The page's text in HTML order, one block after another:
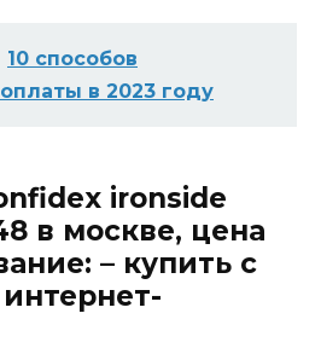
10 способов
в 2023 году
ironside
в москве, цена
– купить с